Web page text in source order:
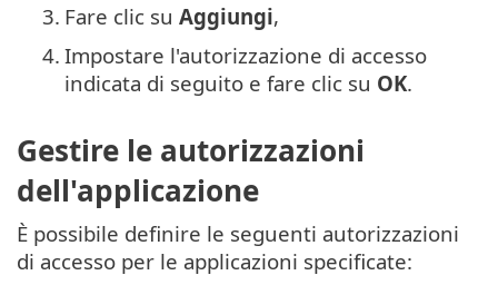
3. Fare clic su Aggiungi,
4. Impostare l'autorizzazione di accesso
indicata di seguito e fare clic su OK.
Gestire le autorizzazioni
dell'applicazione
È possibile definire le seguenti autorizzazioni
di accesso per le applicazioni specificate: